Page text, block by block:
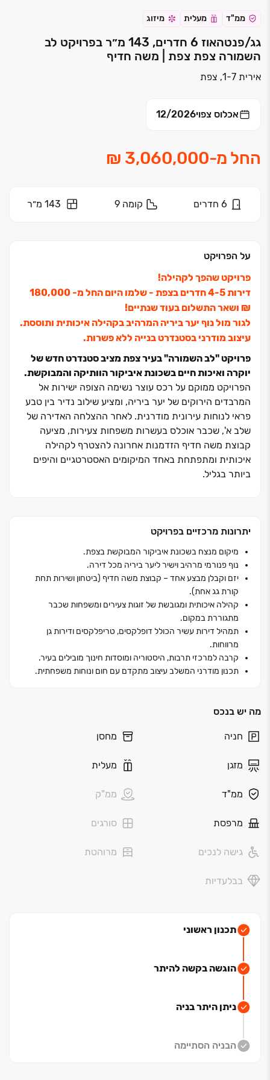
ממ"ד מעלית מיזוג
גג/פנטהאוז 6 חדרים, 143 מ״ר בפרויקט לב
השמורה צפת צפת | משה חדיף
אירית 1-7, צפת
אכלוס צפוי12/2026
החל מ-
6 חדרים קומה 9 143 מ״ר
על הפרויקט
פרויקט שהפך לקהילה!
דירות ‏4-5 חדרים בצפת - שלמו היום החל מ- ‏180,000
‏₪ ושאר התשלום בעוד שנתיים!
לגור מול נוף יער ביריה המרהיב בקהילה איכותית ותוססת.
עיצוב מודרני בסטנדרט בנייה ללא פשרות.
פרויקט "לב השמורה" בעיר צפת מציב סטנדרט חדש של
יוקרה ואיכות חיים בשכונת איביקור הוותיקה והמבוקשת.
הפרויקט ממוקם על רכס עוצר נשימה הצופה ישירות אל
המרבדים הירוקים של יער ביריה, ומציע שילוב נדיר בין טבע
פראי לנוחות עירונית מודרנית. לאחר ההצלחה האדירה של
שלב א', שכבר אוכלס בעשרות משפחות צעירות, מציעה
קבוצת משה חדיף הזדמנות אחרונה להצטרף לקהילה
איכותית ומתפתחת באחד המיקומים האסטרטגיים והיפים
ביותר בגליל.
דופלקסים וטריפלקסים ייחודיים ופנטהואוזים יוקרתיים. כל
הפרטים הקטנים ביותר, כדי להבטיח לדיירים חוויית מגורים
שהיא יצירת אמנות של איכות חיים מול נופי הגליל הקסומים.
יתרונות מרכזיים בפרויקט
מיקום מנצח בשכונת איביקור המבוקשת בצפת.
נוף פנורמי מרהיב וישיר ליער ביריה מכל דירה.
יזם וקבלן מבצע אחד – קבוצת משה חדיף (ביטחון ושירות תחת
קורת גג אחת).
קהילה איכותית ומגובשת של זוגות צעירים ומשפחות שכבר
מתגוררת במקום.
תמהיל דירות עשיר הכולל דופלקסים, טריפלקסים ודירות גן
מרווחות.
קרבה למרכזי תרבות, היסטוריה ומוסדות חינוך מובילים בעיר.
תכנון מודרני המשלב עיצוב מתקדם עם חום ונוחות משפחתית.
מה יש בנכס
חניה מחסן
מזגן מעלית
ממ"ד ממ"ק
מרפסת סורגים
גישה לנכים מרוהטת
בבלעדיות
תכנון ראשוני
הוגשה בקשה להיתר
ניתן היתר בניה
הבניה הסתיימה